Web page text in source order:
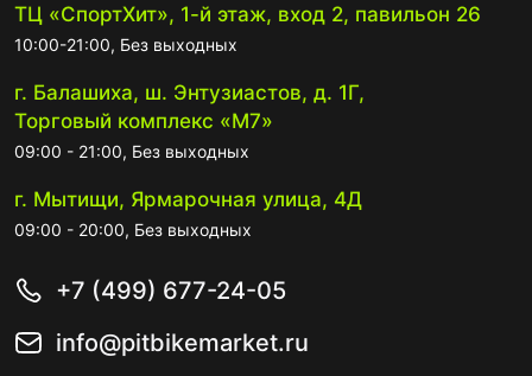
ТЦ «СпортХит», 1-й этаж, вход 2, павильон 26
10:00-21:00, Без выходных
г. Балашиха, ш. Энтузиастов, д. 1Г,
Торговый комплекс «М7»
09:00 - 21:00, Без выходных
г. Мытищи, Ярмарочная улица, 4Д
09:00 - 20:00, Без выходных
+7 (499) 677-24-05
info@pitbikemarket.ru